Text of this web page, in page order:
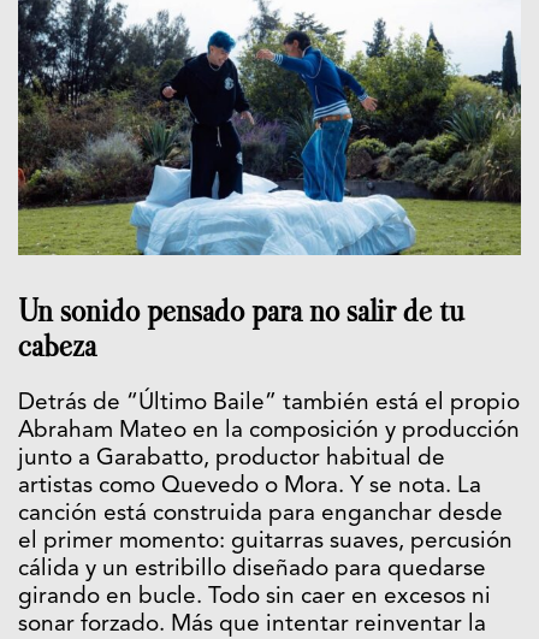
Un sonido pensado para no salir de tu
cabeza
Detrás de “Último Baile” también está el propio
Abraham Mateo en la composición y producción
junto a Garabatto, productor habitual de
artistas como Quevedo o Mora. Y se nota. La
canción está construida para enganchar desde
el primer momento: guitarras suaves, percusión
cálida y un estribillo diseñado para quedarse
girando en bucle. Todo sin caer en excesos ni
sonar forzado. Más que intentar reinventar la